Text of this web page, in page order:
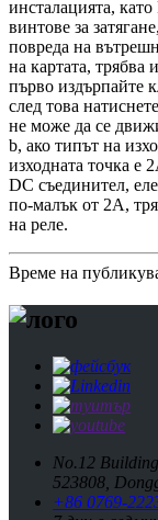
инсталацията,
винтове за
повреда на
на картата, трябва
първо издърпайте
след това
не може да се
b, ако типът на
изходната точка е
DC съединител,
по-малък от 2A,
на реле.
Време на
No.12
523808,
+86 0769-